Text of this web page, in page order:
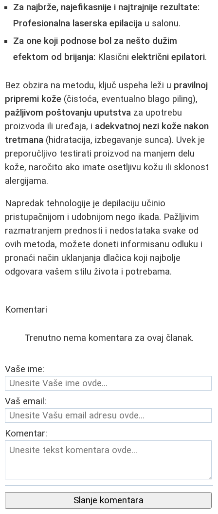
Za najbrže, najefikasnije i najtrajnije rezultate:
Profesionalna laserska epilacija u salonu.
Za one koji podnose bol za nešto dužim
efektom od brijanja: Klasični električni epilatori.
Bez obzira na metodu, ključ uspeha leži u pravilnoj
pripremi kože (čistoća, eventualno blago piling),
pažljivom poštovanju uputstva za upotrebu
proizvoda ili uređaja, i adekvatnoj nezi kože nakon
tretmana (hidratacija, izbegavanje sunca). Uvek je
preporučljivo testirati proizvod na manjem delu
kože, naročito ako imate osetljivu kožu ili sklonost
alergijama.
Napredak tehnologije je depilaciju učinio
pristupačnijom i udobnijom nego ikada. Pažljivim
razmatranjem prednosti i nedostataka svake od
ovih metoda, možete doneti informisanu odluku i
pronaći način uklanjanja dlačica koji najbolje
odgovara vašem stilu života i potrebama.
Komentari
Trenutno nema komentara za ovaj članak.
Vaše ime:
Vaš email:
Komentar:
Slanje komentara